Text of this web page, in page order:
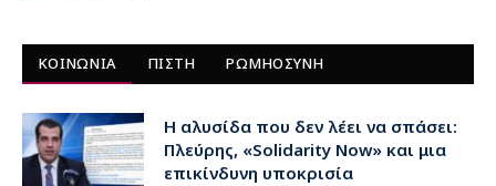
ΚΟΙΝΩΝΙΑ ΠΙΣΤΗ ΡΩΜΗΟΣΥΝΗ
Η αλυσίδα που δεν λέει να σπάσει:
Πλεύρης, «Solidarity Now» και μια
επικίνδυνη υποκρισία